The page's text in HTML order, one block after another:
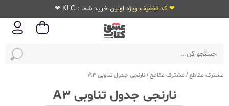
❤ کد تخفیف ویژه اولین خرید شما : KLC ❤
مشترک مقاطع/ مشترک مقاطع/نارنجی جدول تناوبی A3
نارنجی جدول تناوبی A3